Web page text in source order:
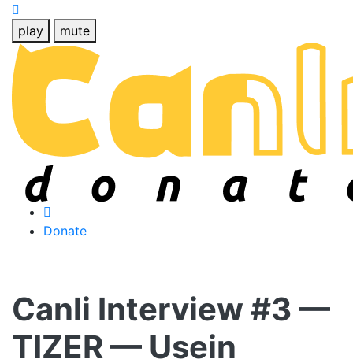
play mute
Donate
Canli Interview #3 —
TIZER — Usein